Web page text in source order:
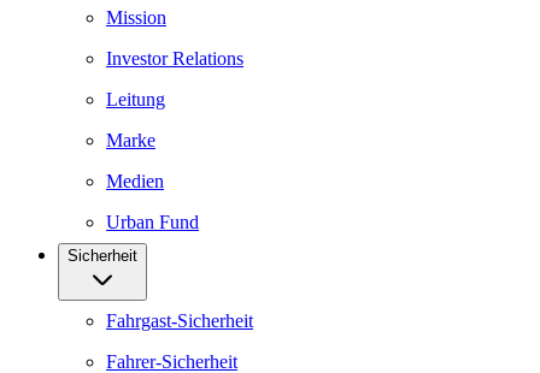
Mission
Investor Relations
Leitung
Marke
Medien
Urban Fund
Sicherheit
Fahrgast-Sicherheit
Fahrer-Sicherheit